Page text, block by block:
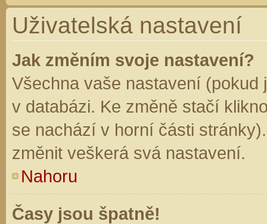
Uživatelská nastavení
Jak změním svoje nastavení?
Všechna vaše nastavení (pokud
v databázi. Ke změně stačí
se nachází v horní části
změnit veškerá svá nastavení.
Nahoru
Časy jsou špatně!